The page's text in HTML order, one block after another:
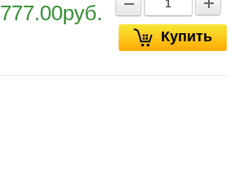
777.00руб.
Купить